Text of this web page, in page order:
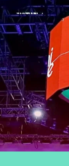
Nargi, già
Visualizza